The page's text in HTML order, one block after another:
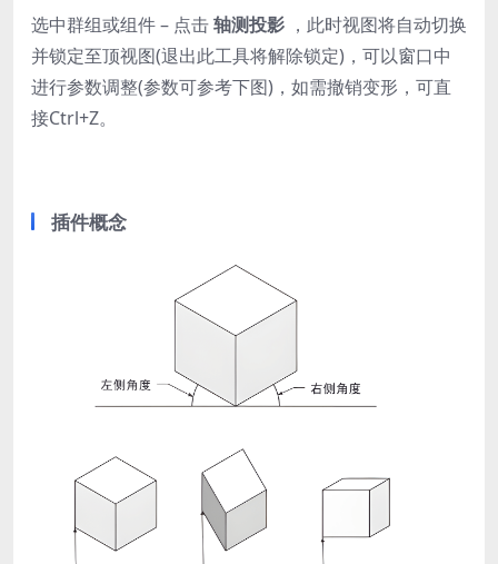
选中群组或组件 – 点击轴测投影 ，此时视图将自动切换
并锁定至顶视图(退出此工具将解除锁定)，可以窗口中
进行参数调整(参数可参考下图)，如需撤销变形，可直
接Ctrl+Z。
插件概念